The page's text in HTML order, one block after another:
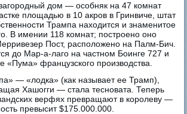
дом — особняк на 47 комнат
площадью в 10 акров в Гринвиче, штат
Трампа находится и знаменитое
В имении 118 комнат; построено оно
Пост, расположено на Палм-Бич.
до Мар-а-лаго на частном Боинге 727 и
«Пума» французского производства.
— «лодка» (как называет ее Трамп),
Хашогги — стала тесновата. Теперь
верфях превращают в королеву —
превысит $175.000.000.